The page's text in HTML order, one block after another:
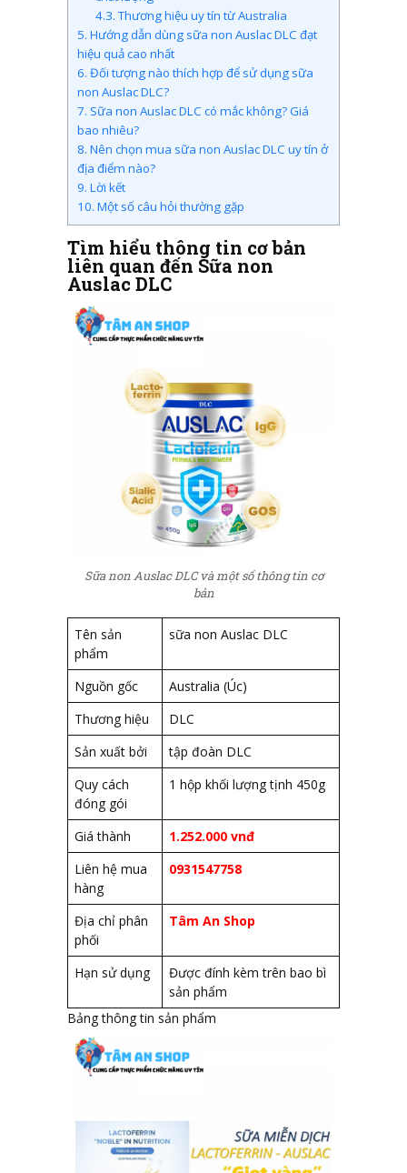
4.3.Thương hiệu uy tín từ Australia
5. Hướng dẫn dùng sữa non Auslac DLC đạt
hiệu quả cao nhất
6. Đối tượng nào thích hợp để sử dụng sữa
non Auslac DLC?
7. Sữa non Auslac DLC có mắc không? Giá
bao nhiêu?
8. Nên chọn mua sữa non Auslac DLC uy tín ở
địa điểm nào?
9. Lời kết
10. Một số câu hỏi thường gặp
Tìm hiểu thông tin cơ bản
liên quan đến Sữa non
Auslac DLC
Sữa non Auslac DLC và một số thông tin cơ
bản
Tên sản
phẩm
sữa non Auslac DLC
Nguồn gốc
Australia (Úc)
Thương hiệu
DLC
Sản xuất bởi
tập đoàn DLC
Quy cách
đóng gói
1 hộp khối lượng tịnh 450g
Giá thành
1.252.000 vnđ
Liên hệ mua
hàng
0931547758
Địa chỉ phân
phối
Tâm An Shop
Hạn sử dụng
Được đính kèm trên bao bì
sản phẩm
Bảng thông tin sản phẩm